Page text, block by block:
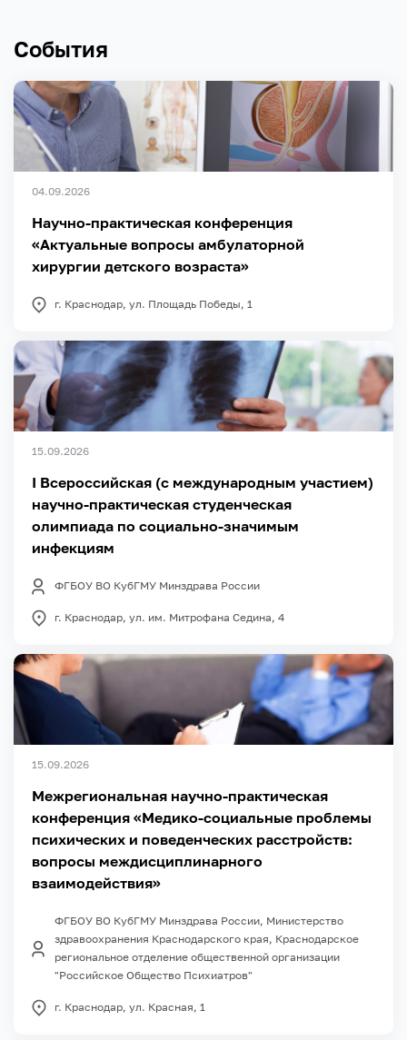
События
04.09.2026
Научно-практическая конференция
«Актуальные вопросы амбулаторной
хирургии детского возраста»
г. Краснодар, ул. Площадь Победы, 1
15.09.2026
I Всероссийская (с международным участием)
научно-практическая студенческая
олимпиада по социально-значимым
инфекциям
ФГБОУ ВО КубГМУ Минздрава России
г. Краснодар, ул. им. Митрофана Седина, 4
15.09.2026
Межрегиональная научно-практическая
конференция «Медико-социальные проблемы
психических и поведенческих расстройств:
вопросы междисциплинарного
взаимодействия»
ФГБОУ ВО КубГМУ Минздрава России, Министерство
здравоохранения Краснодарского края, Краснодарское
региональное отделение общественной организации
"Российское Общество Психиатров"
г. Краснодар, ул. Красная, 1